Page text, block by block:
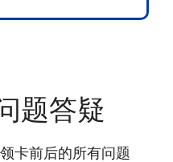
题答疑
卡前后的所有问题